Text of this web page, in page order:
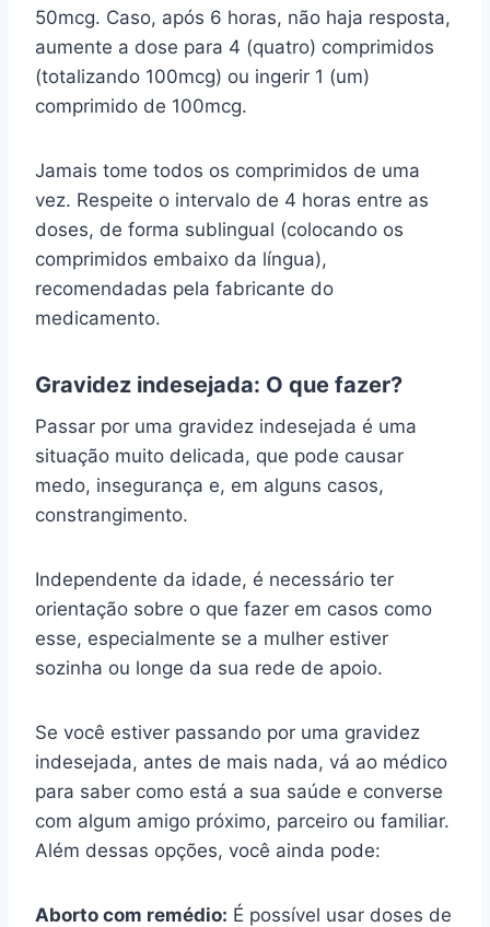
50mcg. Caso, após 6 horas, não haja resposta,
aumente a dose para 4 (quatro) comprimidos
(totalizando 100mcg) ou ingerir 1 (um)
comprimido de 100mcg.
Jamais tome todos os comprimidos de uma
vez. Respeite o intervalo de 4 horas entre as
doses, de forma sublingual (colocando os
comprimidos embaixo da língua),
recomendadas pela fabricante do
medicamento.
Gravidez indesejada: O que fazer?
Passar por uma gravidez indesejada é uma
situação muito delicada, que pode causar
medo, insegurança e, em alguns casos,
constrangimento.
Independente da idade, é necessário ter
orientação sobre o que fazer em casos como
esse, especialmente se a mulher estiver
sozinha ou longe da sua rede de apoio.
Se você estiver passando por uma gravidez
indesejada, antes de mais nada, vá ao médico
para saber como está a sua saúde e converse
com algum amigo próximo, parceiro ou familiar.
Além dessas opções, você ainda pode:
Aborto com remédio: É possível usar doses de